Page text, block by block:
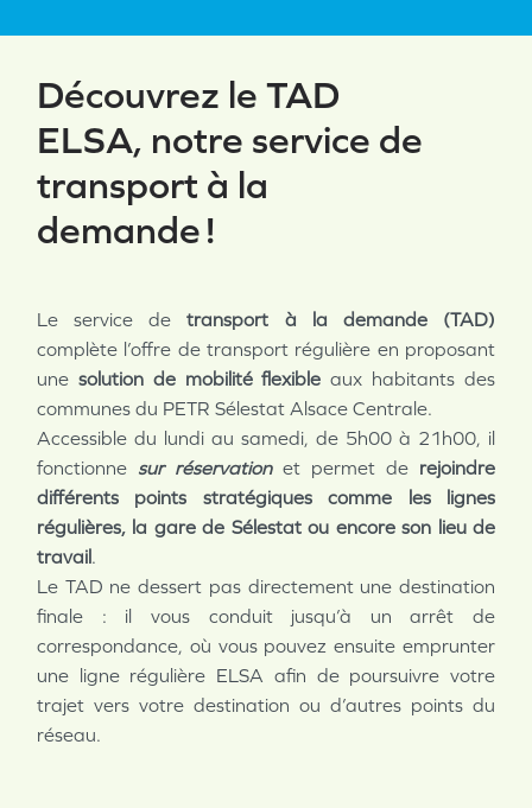
Découvrez le TAD
ELSA, notre service de
transport à la
demande !
Le service detransport à la demande (TAD)
complète l’offre de transport régulière en proposant
une solution de mobilité flexible aux habitants des
communes du PETR Sélestat Alsace Centrale.
Accessible du lundi au samedi, de 5h00 à 21h00, il
fonctionne sur réservationet permet de rejoindre
différents points stratégiques comme les lignes
régulières, la gare de Sélestat ou encore son lieu de
travail.
Le TAD ne dessert pas directement une destination
finale : il vous conduit jusqu’à un arrêt de
correspondance, où vous pouvez ensuite emprunter
une ligne régulière ELSA afin de poursuivre votre
trajet vers votre destination ou d’autres points du
réseau.